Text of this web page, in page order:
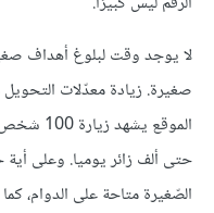
لا يوجد وقت لبلوغ أهداف
الموقع
حتى ألف زائر يوميا. وعلى أية